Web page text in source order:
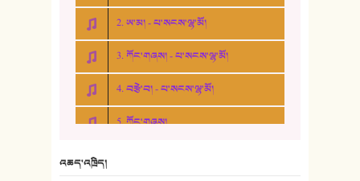
2. ཨ་མ། - པ་སངས་ལྷ་མོ།
3. ཀོང་གཞས། - པ་སངས་ལྷ་མོ།
4. བརྩེ་བ། - པ་སངས་ལྷ་མོ།
5. ཀོང་གཞས།
འཆད་འཁྲིད།